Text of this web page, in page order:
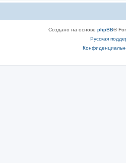
Создано на основе phpBB®
Русская